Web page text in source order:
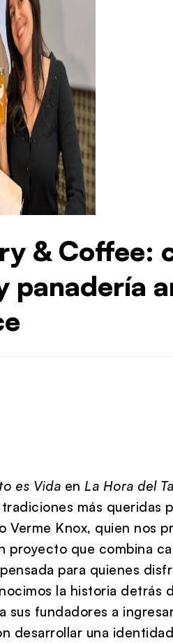
& Coffee:
panadería
es Vida en La Hora del
más queridas
Verme Knox, quien nos
proyecto que combina
para quienes
la historia detrás
sus fundadores a
desarrollar una